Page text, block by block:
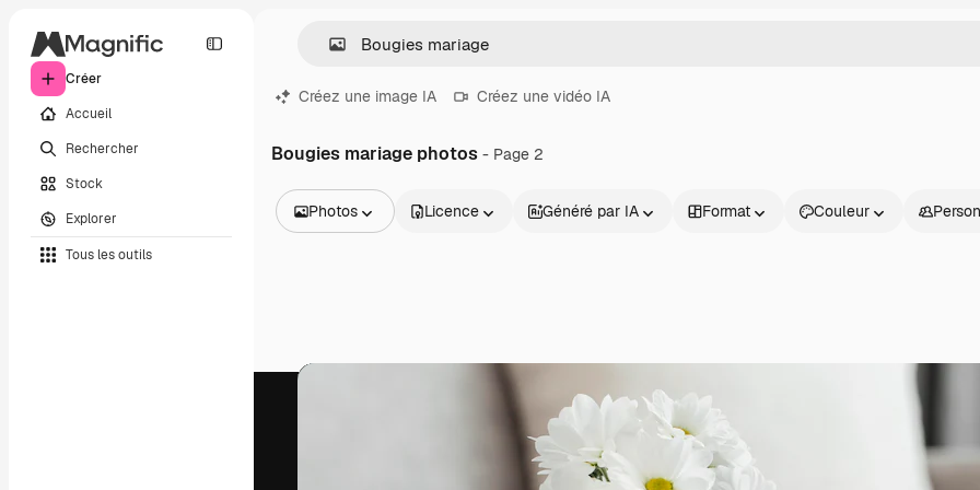
Créer
Accueil
Rechercher
Stock
Explorer
Tous les outils
Créez une image IA Créez une vidéo IA
Bougies mariage photos - Page 2
Photos
Vidéos
Licence Généré par IA Format Couleur
Produits Commencer